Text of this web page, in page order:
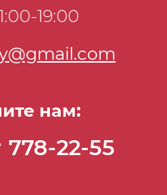
19:00
нам:
778-22-55